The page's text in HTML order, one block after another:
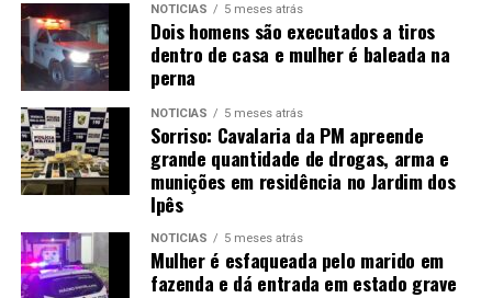
NOTÍCIAS 5 meses atrás
Dois homens são executados a tiros
dentro de casa e mulher é baleada na
perna
NOTÍCIAS 5 meses atrás
Sorriso: Cavalaria da PM apreende
grande quantidade de drogas, arma e
munições em residência no Jardim dos
Ipês
NOTÍCIAS 5 meses atrás
Mulher é esfaqueada pelo marido em
fazenda e dá entrada em estado grave